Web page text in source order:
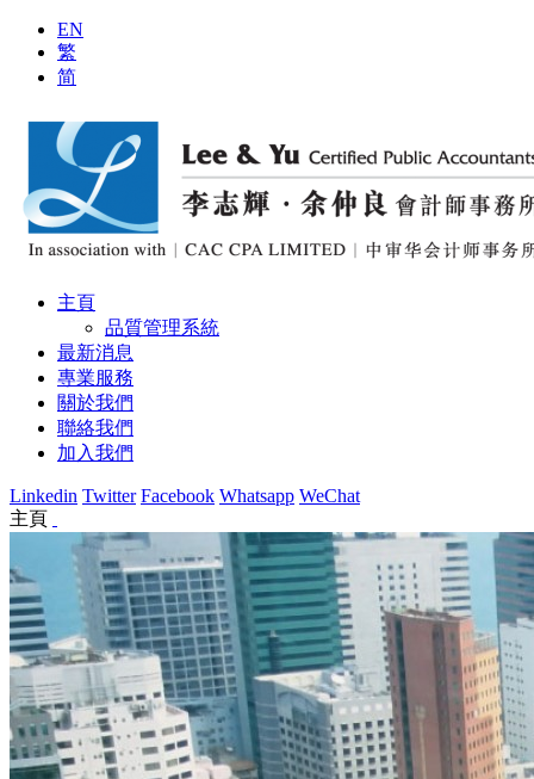
EN
繁
简
主頁
品質管理系統
最新消息
專業服務
關於我們
聯絡我們
加入我們
Linkedin Twitter Facebook Whatsapp WeChat
主頁